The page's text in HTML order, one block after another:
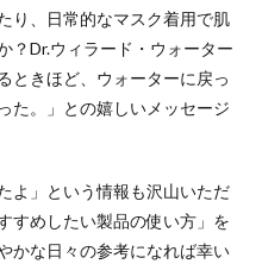
り、
日常的なマスク着用で肌
？Dr.ウィラード・ウォーター
ときほど、ウォーターに戻っ
た。」との嬉しいメッセージ
よ」という情報も沢山いただ
すめしたい製品の使い方」を
かな日々の参考になれば幸い